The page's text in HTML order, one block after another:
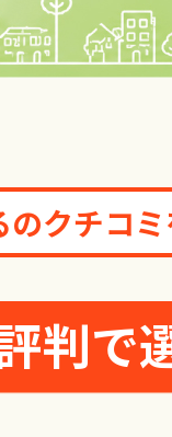
クチコ
判で